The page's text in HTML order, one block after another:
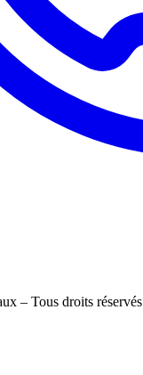
– Tous droits réservés